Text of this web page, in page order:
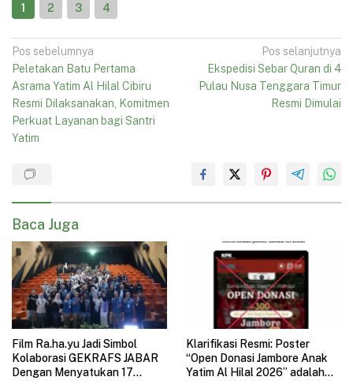
1 2 3 4
Navigasi
pos
Pos sebelumnya
Peletakan Batu Pertama
Asrama Yatim Al Hilal Cibiru
Resmi Dilaksanakan, Komitmen
Perkuat Layanan bagi Santri
Yatim
Pos selanjutnya
Ekspedisi Sebar Quran di 4
Pulau Nusa Tenggara Timur
Resmi Dimulai
Baca Juga
Film Ra.ha.yu Jadi Simbol
Kolaborasi GEKRAFS JABAR
Dengan Menyatukan 17
Klarifikasi Resmi: Poster
“Open Donasi Jambore Anak
Yatim Al Hilal 2026” adalah